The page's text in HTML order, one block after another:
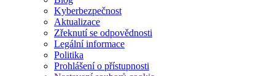
Kyberbezpečnost
Aktualizace
Zřeknutí se odpovědnosti
Legální informace
Politika
Prohlášení o přístupnosti